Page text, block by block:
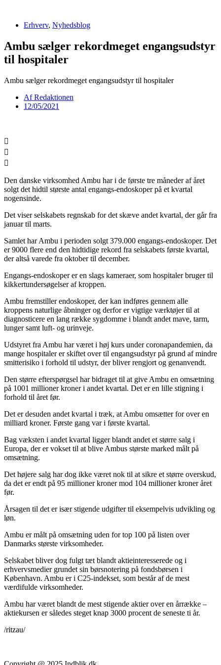
indholdErhverv, Nyhedsblog
Ambu sælger rekordmeget engangsudstyr
til hospitaler
Ambu sælger rekordmeget engangsudstyr til hospitaler
AfRedaktionen
12/05/2021
Den danske virksomhed Ambu har i de første tre måneder af året
solgt det hidtil største antal engangs-endoskoper på et kvartal
nogensinde.
Det viser selskabets regnskab for det skæve andet kvartal, der går fra
januar til marts.
Samlet har Ambu i perioden solgt 379.000 engangs-endoskoper. Det
er 9000 flere end den hidtidige rekord fra selskabets første kvartal,
der altså varede fra oktober til december.
Engangs-endoskoper er en slags kameraer, som hospitaler bruger til
kikkertundersøgelser af kroppen.
Ambu fremstiller endoskoper, der kan indføres gennem alle
kroppens naturlige åbninger og derfor er vigtige værktøjer til at
diagnosticere en lang række sygdomme i blandt andet mave, tarm,
lunger samt luft- og urinveje.
Udstyret fra Ambu har været i høj kurs under coronapandemien, da
mange hospitaler er skiftet over til engangsudstyr på grund af mindre
smitterisiko i forhold til udstyr, der bliver rengjort og genanvendt.
Den større efterspørgsel har bidraget til at give Ambu en omsætning
på 1001 millioner kroner i andet kvartal. Det er en lille stigning i
forhold til året før.
Det er desuden andet kvartal i træk, at Ambu omsætter for over en
milliard kroner. Første gang var i første kvartal.
Bag væksten i andet kvartal ligger blandt andet et større salg i
Europa, der er vokset til at blive Ambus største marked målt på
omsætning.
Det højere salg har dog ikke været nok til at sikre et større overskud,
da det er endt på 95 millioner kroner mod 104 millioner kroner året
før.
Årsagen til det er især stigende udgifter til eksempelvis udvikling og
løn.
Ambu er målt på omsætning uden for top 100 på listen over
Danmarks største virksomheder.
Selskabet bliver dog fulgt tæt blandt aktieinteresserede og i
erhvervsmedier grundet sin børsnotering på fondsbørsen i
København. Ambu er i C25-indekset, som består af de mest
værdifulde virksomheder.
Ambu har været blandt de mest stigende aktier over en årrække –
aktiekursen er således steget knap 3000 procent de seneste ti år.
/ritzau/